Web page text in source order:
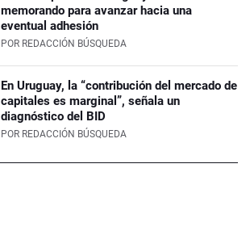
memorando para avanzar hacia una
eventual adhesión
POR REDACCIÓN BÚSQUEDA
En Uruguay, la “contribución del mercado de
capitales es marginal”, señala un
diagnóstico del BID
POR REDACCIÓN BÚSQUEDA